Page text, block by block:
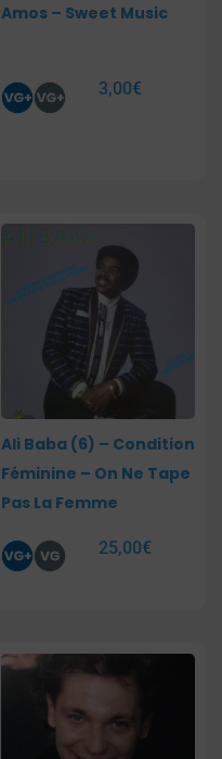
Amos – Sweet Music
3,00€
Ali Baba (6) – Condition
Féminine – On Ne Tape
Pas La Femme
25,00€